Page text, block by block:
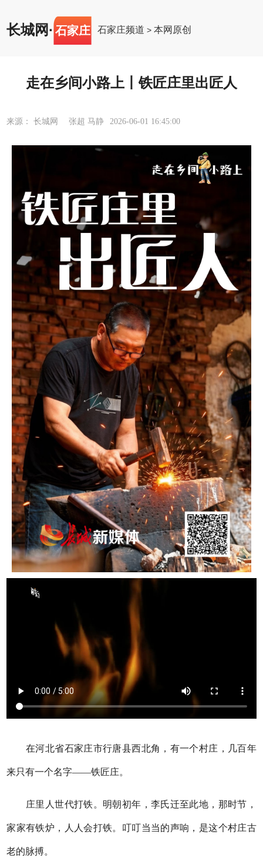
长城网· 石家庄 石家庄频道 >本网原创
走在乡间小路上丨铁匠庄里出匠人
来源： 长城网 张超 马静 2026-06-01 16:45:00
在河北省石家庄市行唐县西北角，有一个村庄，几百年
来只有一个名字——铁匠庄。
庄里人世代打铁。明朝初年，李氏迁至此地，那时节，
家家有铁炉，人人会打铁。叮叮当当的声响，是这个村庄古
老的脉搏。